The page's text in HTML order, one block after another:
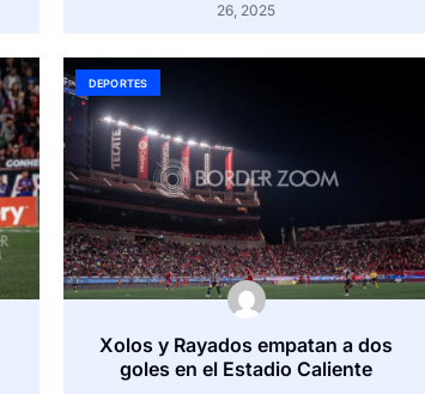
26, 2025
DEPORTES
Xolos y Rayados empatan a dos
goles en el Estadio Caliente